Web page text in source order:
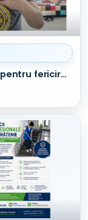
gigolo pentru fericirea femeii Constanța